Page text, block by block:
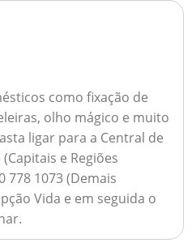
como fixação de
olho mágico e muito
ligar para a Central de
e Regiões
778 1073 (Demais
Vida e em seguida o